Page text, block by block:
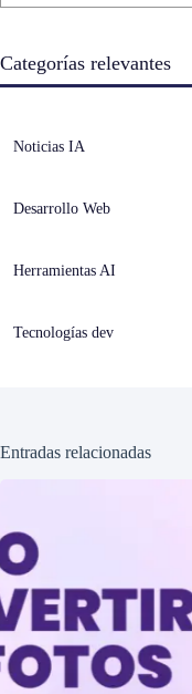
Categorías relevantes
Noticias IA
Desarrollo Web
Herramientas AI
Tecnologías dev
Entradas relacionadas